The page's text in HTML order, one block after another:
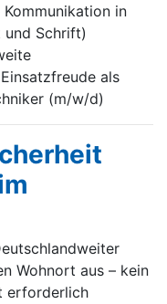
Kommunikation in
und Schrift)
als
(m/w/d)
Wohnort aus – kein
erforderlich